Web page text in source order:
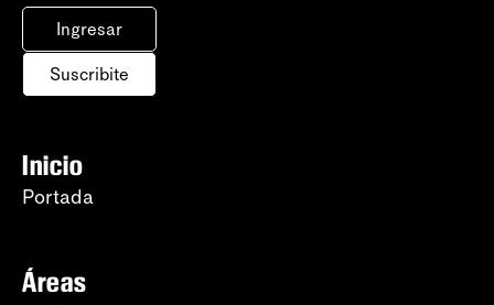
Ingresar
Suscribite
Inicio
Portada
Áreas